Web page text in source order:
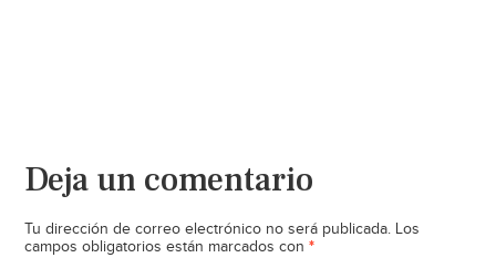
Deja un comentario
Tu dirección de correo electrónico no será publicada. Los
campos obligatorios están marcados con *